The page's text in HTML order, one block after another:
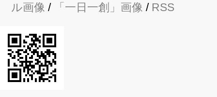
ル画像 / 「一日一創」画像 / RSS